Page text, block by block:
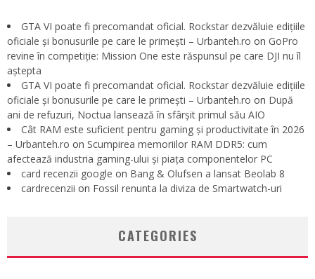
GTA VI poate fi precomandat oficial. Rockstar dezvăluie edițiile
oficiale și bonusurile pe care le primești – Urbanteh.ro on GoPro
revine în competiție: Mission One este răspunsul pe care DJI nu îl
aștepta
GTA VI poate fi precomandat oficial. Rockstar dezvăluie edițiile
oficiale și bonusurile pe care le primești – Urbanteh.ro on După
ani de refuzuri, Noctua lansează în sfârșit primul său AIO
Cât RAM este suficient pentru gaming și productivitate în 2026
– Urbanteh.ro on Scumpirea memoriilor RAM DDR5: cum
afectează industria gaming-ului și piața componentelor PC
card recenzii google on Bang & Olufsen a lansat Beolab 8
cardrecenzii on Fossil renunta la diviza de Smartwatch-uri
CATEGORIES